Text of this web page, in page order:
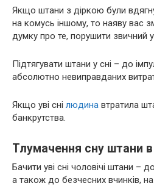
Якщо штани з діркою були
на комусь іншому, то наяву вас
думку про те, порушити звичний
Підтягувати штани у сні – до
абсолютно невиправданих
Якщо уві сні людина втратила
банкрутства.
Тлумачення сну штани
Бачити уві сні чоловічі штани –
а також до безчесних вчинків,